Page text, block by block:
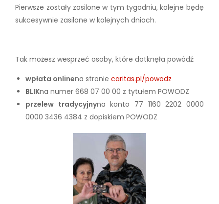
Pierwsze zostały zasilone w tym tygodniu, kolejne będę
sukcesywnie zasilane w kolejnych dniach.
Tak możesz wesprzeć osoby, które dotknęła powódź:
wpłata onlinena stroniecaritas.pl/powodz
BLIKna numer 668 07 00 00 z tytułem POWODZ
przelew tradycyjnyna konto 77 1160 2202 0000
0000 3436 4384 z dopiskiem POWODZ